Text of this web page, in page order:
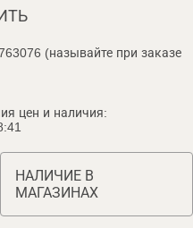
(называйте при заказе
цен и наличия:
НАЛИЧИЕ В
МАГАЗИНАХ